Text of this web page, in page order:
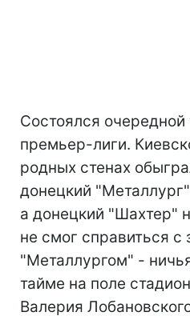
Состоялся очередной
премьер-лиги.
родных стенах
донецкий
а донецкий "Шахтер"
не смог справиться
"Металлургом" -
тайме на поле
Валерия